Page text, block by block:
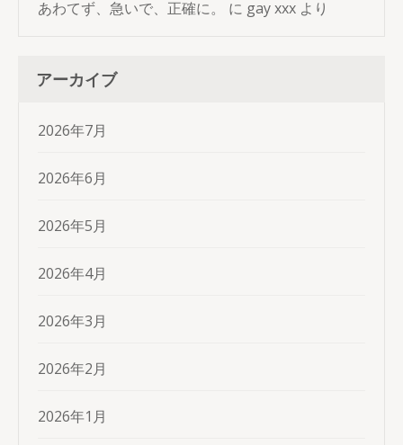
あわてず、急いで、正確に。 に gay xxx より
アーカイブ
2026年7月
2026年6月
2026年5月
2026年4月
2026年3月
2026年2月
2026年1月